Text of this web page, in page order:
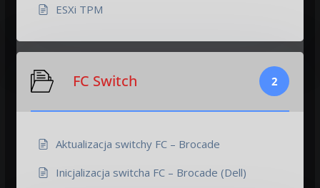
ESXi TPM
FC Switch 2
Aktualizacja switchy FC – Brocade
Inicjalizacja switcha FC – Brocade (Dell)